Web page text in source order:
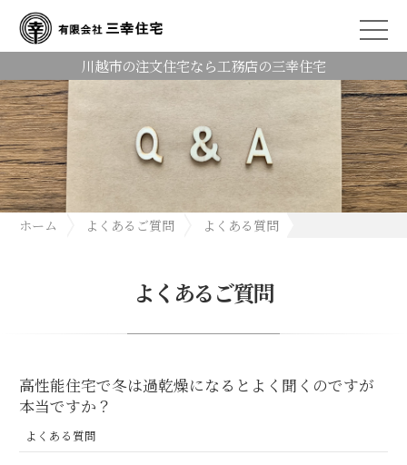
川越市の注文住宅なら工務店の三幸住宅
ホーム よくあるご質問
よくある質問
よくあるご質問
高性能住宅で冬は過乾燥になるとよく聞くのですが
本当ですか？
よくある質問